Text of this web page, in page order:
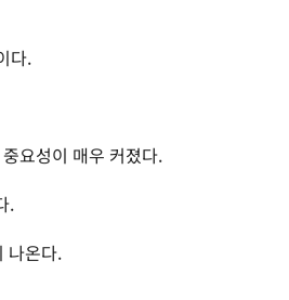
다.
요성이 매우 커졌다.
.
나온다.